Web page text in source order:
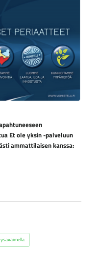
Et ole yksin -palveluun
ammattilaisen kanssa: